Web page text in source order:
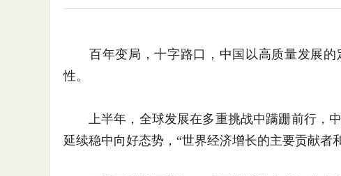
百年变局，十字路口，中国以高质量发展的
性。
上半年，全球发展在多重挑战中蹒跚前行，中
延续稳中向好态势，“世界经济增长的主要贡献者